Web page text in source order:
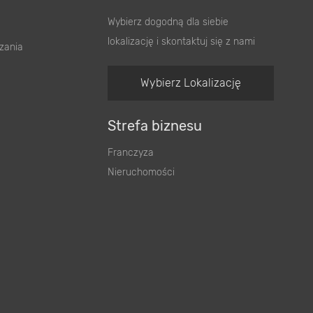
Wybierz dogodną dla siebie
lokalizację i skontaktuj się z nami
Wybierz Lokalizację
Strefa biznesu
Franczyza
Nieruchomości